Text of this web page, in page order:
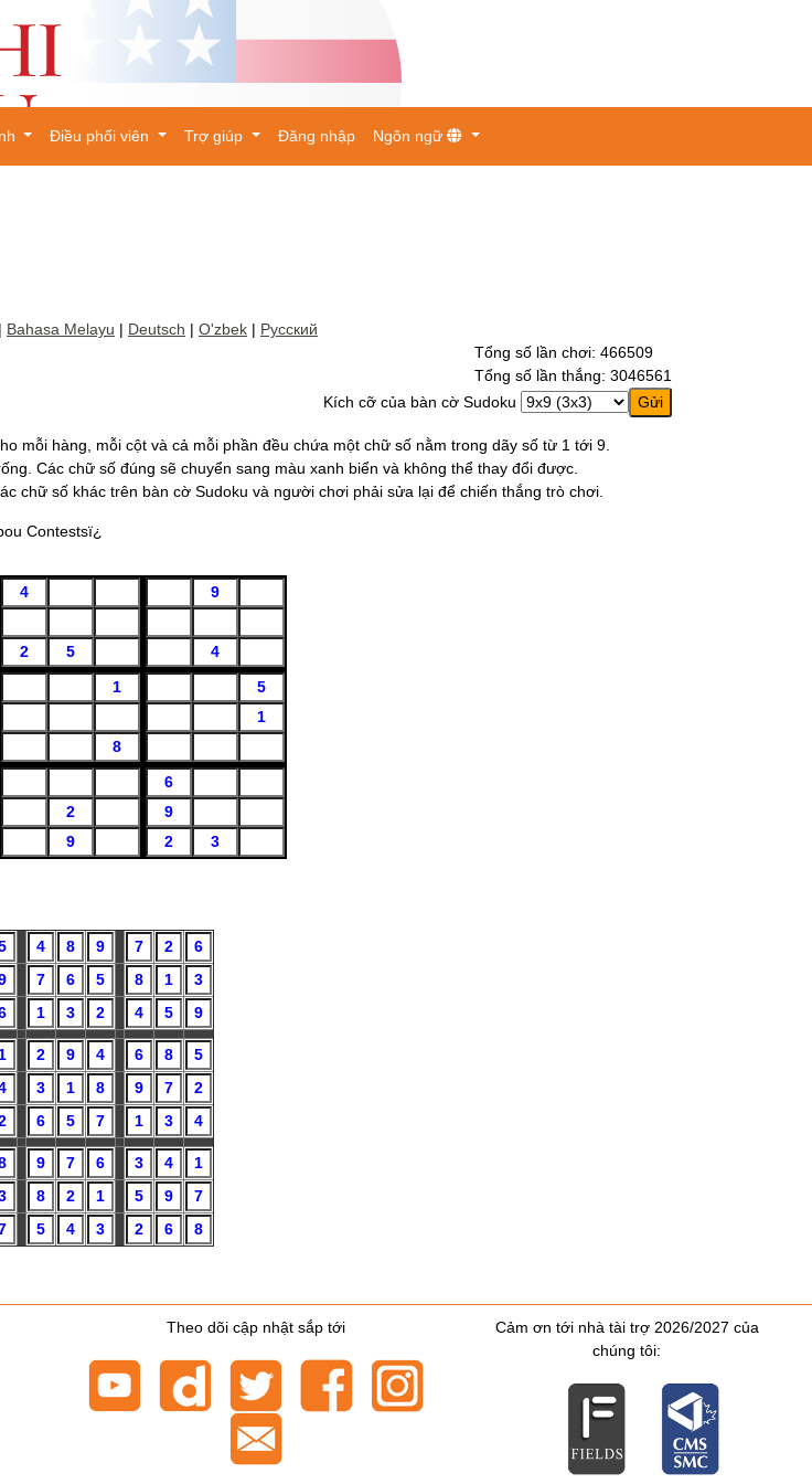
Điều phối viên Trợ giúp Đăng nhập Ngôn ngữ
Bahasa Melayu | Deutsch | O'zbek | Русский
Tổng số lần chơi: 466509
Tổng số lần thắng: 3046561
Kích cỡ của bàn cờ Sudoku
mỗi hàng, mỗi cột và cả mỗi phần đều chứa một chữ số nằm trong dãy số từ 1 tới 9.
Các chữ số đúng sẽ chuyển sang màu xanh biển và không thể thay đổi được.
chữ số khác trên bàn cờ Sudoku và người chơi phải sửa lại để chiến thắng trò chơi.
Contestsï¿
Theo dõi cập nhật sắp tới
Cảm ơn tới nhà tài trợ 2026/2027 của
chúng tôi: